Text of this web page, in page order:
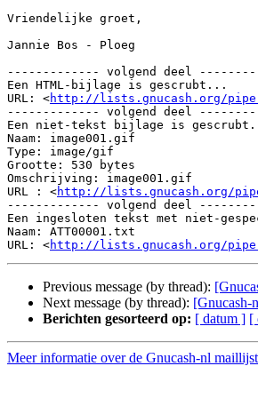
Vriendelijke groet,
Jannie Bos - Ploeg
------------- volgend deel
Een HTML-bijlage is gescrubt...
URL: <http://lists.gnucash.org/
------------- volgend deel
Een niet-tekst bijlage is
Naam: image001.gif
Type: image/gif
Grootte: 530 bytes
Omschrijving: image001.gif
URL : <http://lists.gnucash.org/
------------- volgend deel
Een ingesloten tekst met niet-
Naam: ATT00001.txt
URL: <http://lists.gnucash.org/
Previous message (by thread):
Next message (by thread): [Gnucash-
Berichten gesorteerd op: [ datum ] [
Meer informatie over de Gnucash-nl maillijst